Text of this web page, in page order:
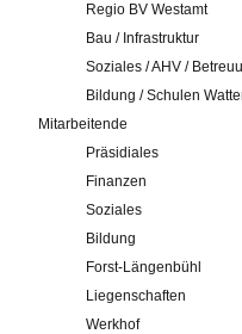
Regio BV Westamt
Bau / Infrastruktur
Soziales / AHV /
Bildung / Schulen
Mitarbeitende
Präsidiales
Finanzen
Soziales
Bildung
Forst-Längenbühl
Liegenschaften
Werkhof